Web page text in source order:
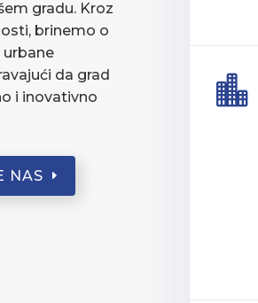
gradu. Kroz
brinemo o
da grad
i inovativno
NAS
